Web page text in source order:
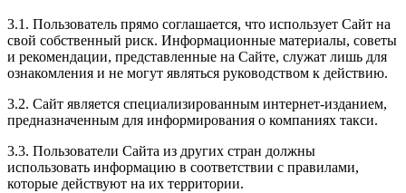
3.1. Пользователь прямо соглашается, что использует Сайт на
свой собственный риск. Информационные материалы, советы
и рекомендации, представленные на Сайте, служат лишь для
ознакомления и не могут являться руководством к действию.
3.2. Сайт является специализированным интернет-изданием,
предназначенным для информирования о компаниях такси.
3.3. Пользователи Сайта из других стран должны
использовать информацию в соответствии с правилами,
которые действуют на их территории.